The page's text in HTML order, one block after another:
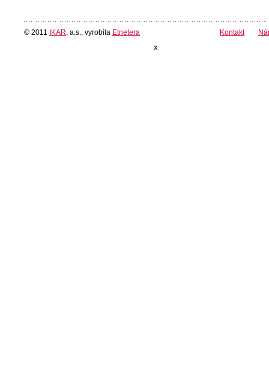
© 2011 IKAR , a.s., vyrobila Etnetera Kontakt
x